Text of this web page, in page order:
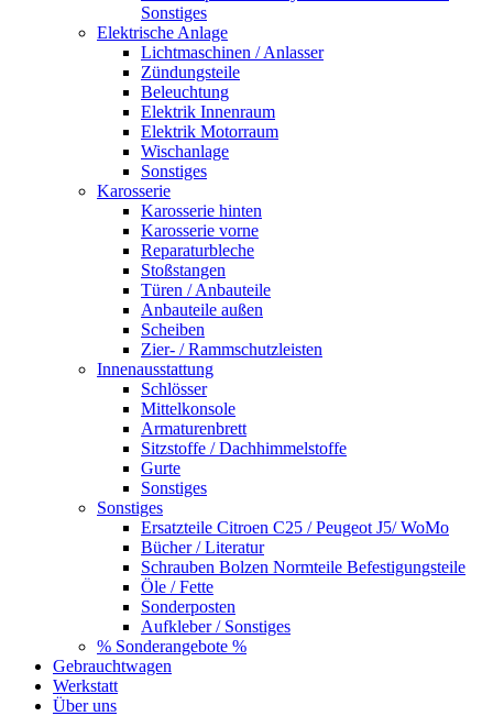
Sonstiges
Elektrische Anlage
Lichtmaschinen / Anlasser
Zündungsteile
Beleuchtung
Elektrik Innenraum
Elektrik Motorraum
Wischanlage
Sonstiges
Karosserie
Karosserie hinten
Karosserie vorne
Reparaturbleche
Stoßstangen
Türen / Anbauteile
Anbauteile außen
Scheiben
Zier- / Rammschutzleisten
Innenausstattung
Schlösser
Mittelkonsole
Armaturenbrett
Sitzstoffe / Dachhimmelstoffe
Gurte
Sonstiges
Sonstiges
Ersatzteile Citroen C25 / Peugeot J5/ WoMo
Bücher / Literatur
Schrauben Bolzen Normteile Befestigungsteile
Öle / Fette
Sonderposten
Aufkleber / Sonstiges
% Sonderangebote %
Gebrauchtwagen
Werkstatt
Über uns